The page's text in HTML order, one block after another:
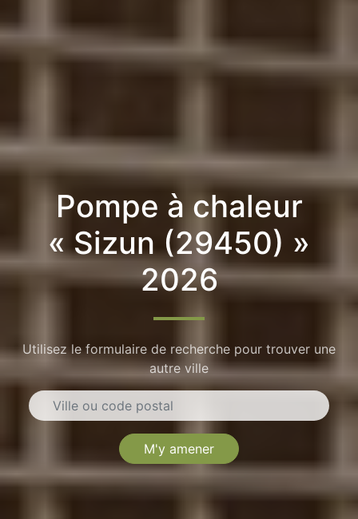
Pompe à chaleur
« Sizun (29450) »
2026
Utilisez le formulaire de recherche pour trouver une
autre ville
M'y amener